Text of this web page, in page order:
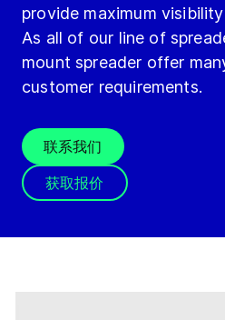
provide maximum
As all of our line of
mount spreader offer
customer requirements.
联系我们
获取报价